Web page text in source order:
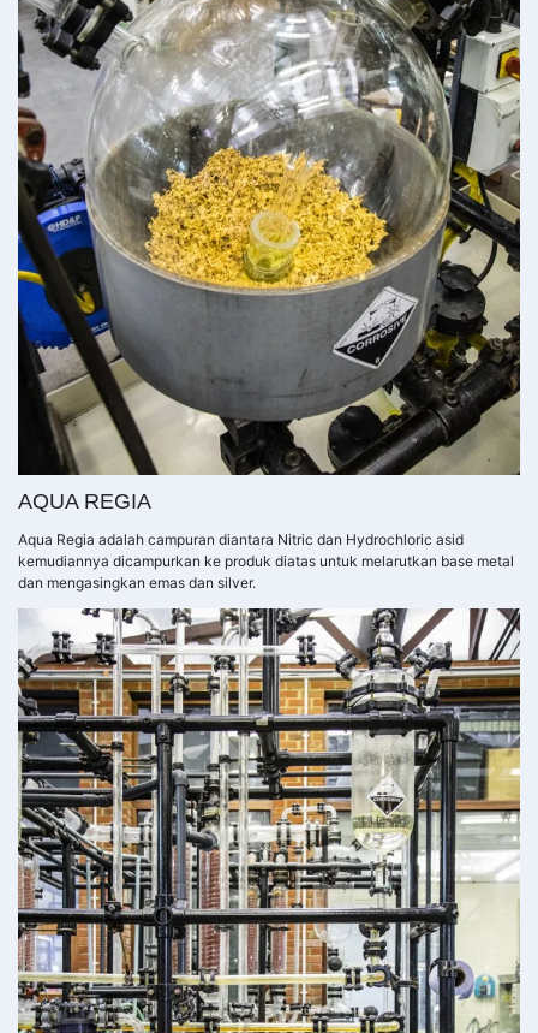
AQUA REGIA
Aqua Regia adalah campuran diantara Nitric dan Hydrochloric asid
kemudiannya dicampurkan ke produk diatas untuk melarutkan base metal
dan mengasingkan emas dan silver.